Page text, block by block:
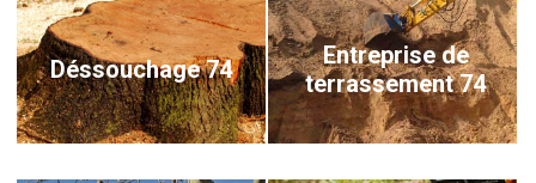
Déssouchage 74
Entreprise de
terrassement 74